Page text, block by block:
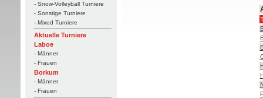
- Snow-Volleyball Turniere
- Sonstige Turniere
- Mixed Turniere
Aktuelle Turniere
Laboe
- Männer
- Frauen
Borkum
- Männer
- Frauen